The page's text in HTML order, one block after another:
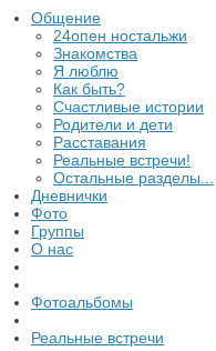
Общение
24опен ностальжи
Знакомства
Я люблю
Как быть?
Счастливые истории
Родители и дети
Расставания
Реальные встречи!
Остальные разделы...
Дневнички
Фото
Группы
О нас
Фотоальбомы
Реальные встречи